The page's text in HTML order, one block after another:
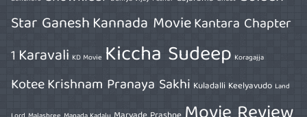
Star GaneshKannada MovieKantara Chapter
1 Karavali KD Movie Kiccha Sudeep Koragajja
KoteeKrishnam Pranaya Sakhi Kuladalli Keelyavudo Land